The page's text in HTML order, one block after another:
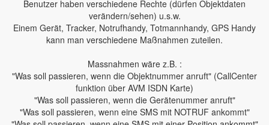
Benutzer haben verschiedene Rechte (dürfen Objektdaten
verändern/sehen) u.s.w.
Einem Gerät, Tracker, Notrufhandy, Totmannhandy, GPS Handy
kann man verschiedene Maßnahmen zuteilen.
Massnahmen wäre z.B. :
"Was soll passieren, wenn die Objektnummer anruft" (CallCenter
funktion über AVM ISDN Karte)
"Was soll passieren, wenn die Gerätenummer anruft"
"Was soll passieren, wenn eine SMS mit NOTRUF ankommt"